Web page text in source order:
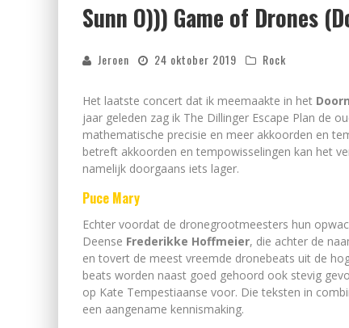
Sunn O))) Game of Drones
Jeroen 24 oktober 2019 Rock
Het laatste concert dat ik meemaakte in het
jaar geleden zag ik The Dillinger Escape Plan de
mathematische precisie en meer akkoorden en
betreft akkoorden en tempowisselingen kan het
namelijk doorgaans iets lager.
Puce Mary
Echter voordat de dronegrootmeesters hun
Deense Frederikke Hoffmeier, die achter de
en tovert de meest vreemde dronebeats uit de
beats worden naast goed gehoord ook stevig
op Kate Tempestiaanse voor. Die teksten in
een aangename kennismaking.